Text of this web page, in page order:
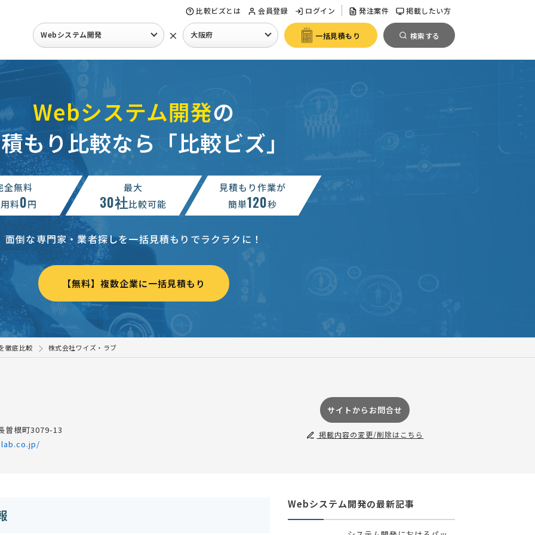
比較ビズとは 会員登録 ログイン 発注案件 掲載したい方
Webシステム開発 × 大阪府 一括見積もり 検索する
Webシステム開発の
もり比較なら「比較ビズ」
全無料
料0円
最大
30社比較可能
見積もり作業が
簡単120秒
面倒な専門家・業者探しを一括見積もりでラクラクに！
【無料】複数企業に一括見積もり
徹底比較 株式会社ワイズ・ラブ
曽根町3079-13
サイトからお問合せ
掲載内容の変更/削除はこちら
Webシステム開発の最新記事